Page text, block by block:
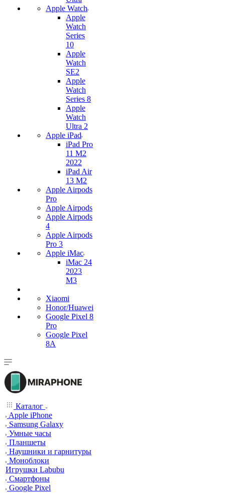
Apple Watch
Apple
Watch
Series
10
Apple
Watch
SE2
Apple
Watch
Series 8
Apple
Watch
Ultra 2
Apple iPad
iPad Pro
11 M2
2022
iPad Air
13 M2
Apple Airpods
Pro
Apple Airpods
Apple Airpods
4
Apple Airpods
Pro 3
Apple iMac
iMac 24
2023
M3
Xiaomi
Honor/Huawei
Google Pixel 8
Pro
Google Pixel
8A
Каталог
Apple iPhone
Samsung Galaxy
Умные часы
Планшеты
Наушники и гарнитуры
Моноблоки
Игрушки Labubu
Смартфоны
Google Pixel